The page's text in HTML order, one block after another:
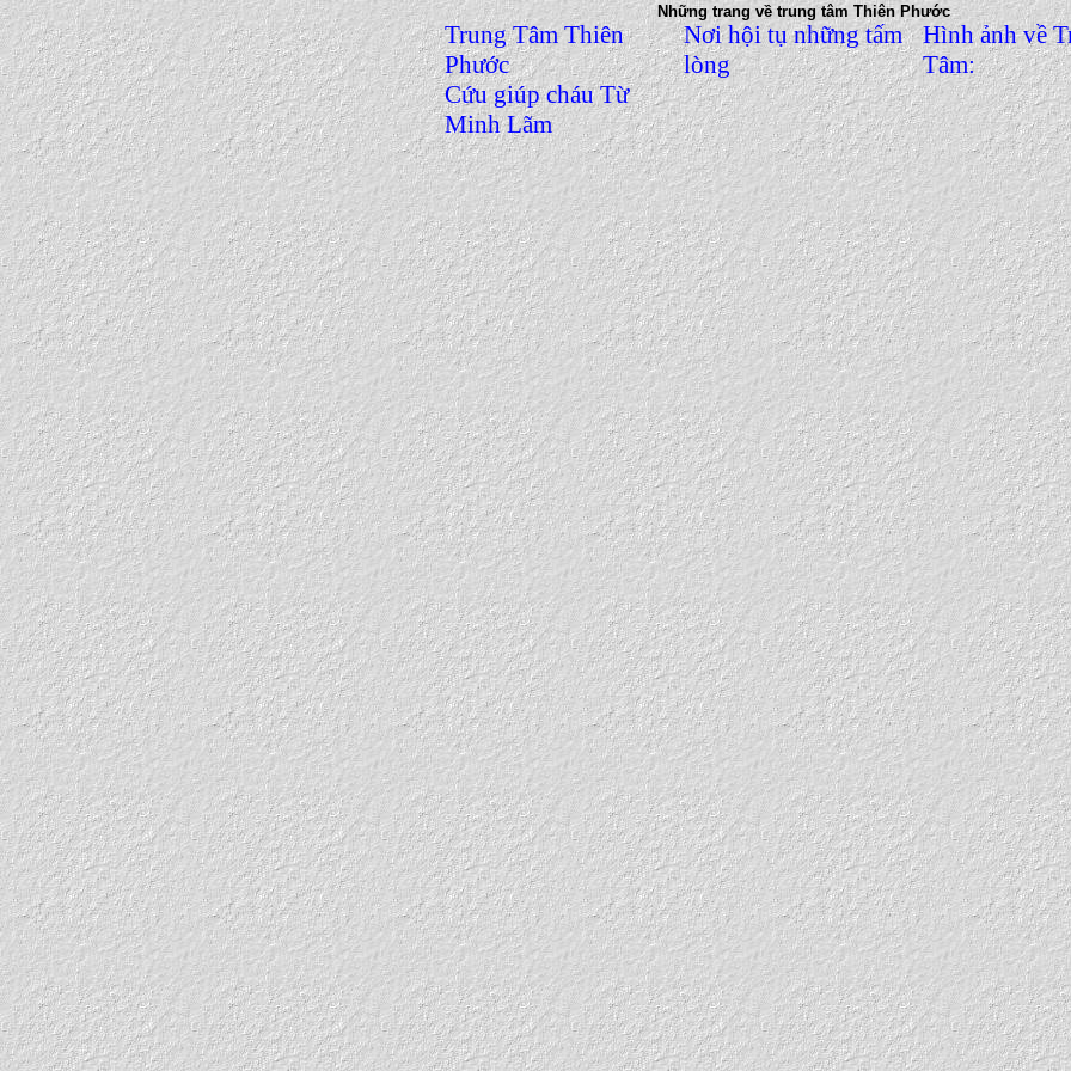
Những trang về trung tâm Thiên Phước
Trung Tâm Thiên
Phước
Nơi hội tụ những tấm
lòng
Hình ảnh về
Tâm:
Cứu giúp cháu Từ
Minh Lãm